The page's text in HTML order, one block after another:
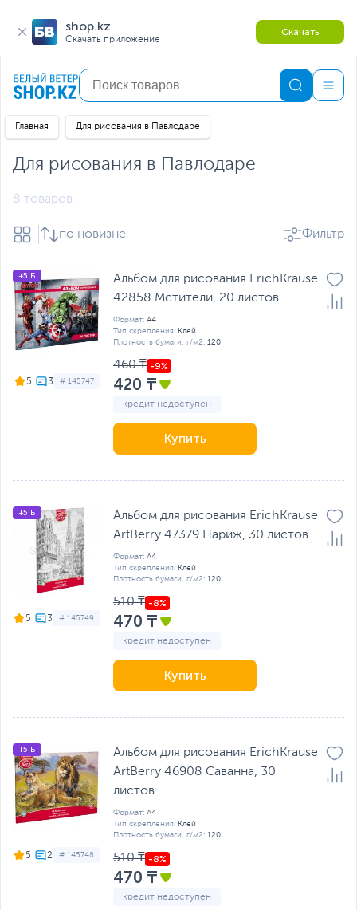
shop.kz
Скачать приложение
Скачать
Главная Для рисования в Павлодаре
Для рисования в Павлодаре
8 товаров
по новизне Фильтр
5 # 145747
+5 Б
Альбом для рисования ErichKrause
42858 Мстители, 20 листов
Формат: А4
Тип скрепления: Клей
Плотность бумаги, г/м2: 120
460 ₸
420 ₸
кредит недоступен
Купить
5 # 145749
+5 Б
Альбом для рисования ErichKrause
ArtBerry 47379 Париж, 30 листов
Формат: А4
Тип скрепления: Клей
Плотность бумаги, г/м2: 120
510 ₸
470 ₸
кредит недоступен
Купить
5 # 145748
+5 Б
Альбом для рисования ErichKrause
ArtBerry 46908 Саванна, 30
листов
Формат: А4
Тип скрепления: Клей
Плотность бумаги, г/м2: 120
510 ₸
470 ₸
кредит недоступен